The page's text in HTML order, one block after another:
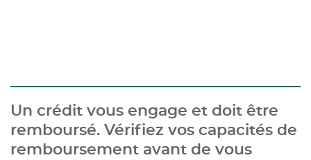
Un crédit vous engage et doit être
remboursé. Vérifiez vos capacités de
remboursement avant de vous